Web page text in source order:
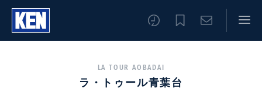
LA TOUR AOBADAI
ラ・トゥール青葉台